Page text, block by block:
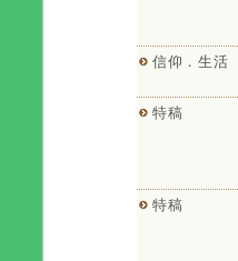
信仰．生活
特稿
特稿